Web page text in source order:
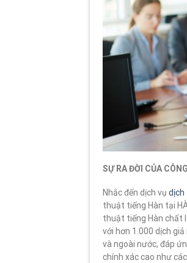
SỰ RA ĐỜI CỦA
Nhắc đến dịch vụ dịch
thuật tiếng Hàn tại
thuật tiếng Hàn chất
với hơn 1.000 dịch
và ngoài nước, đáp
chính xác cao như